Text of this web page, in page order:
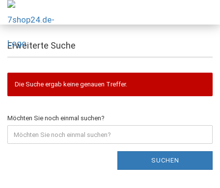
Erweiterte Suche
Die Suche ergab keine genauen Treffer.
Möchten Sie noch einmal suchen?
SUCHEN